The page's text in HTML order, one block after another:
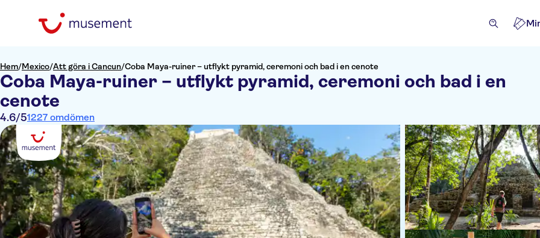
Hem/Mexico/Att göra i Cancun/Coba Maya-ruiner – utflykt pyramid, ceremoni och bad i en cenote
Coba Maya-ruiner – utflykt pyramid, ceremoni och bad i en
cenote
4.6/51227 omdömen